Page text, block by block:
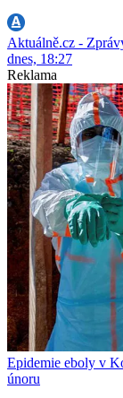
Aktuálně.cz -
dnes, 18:27
Reklama
Epidemie eboly v
únoru